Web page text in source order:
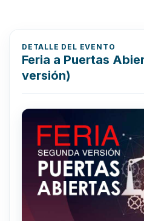
DETALLE DEL EVENTO
Feria a Puertas
versión)